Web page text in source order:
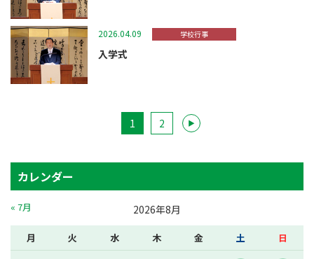
2026.04.09 学校行事
入学式
1 2 ▶
カレンダー
2026年8月
月 火 水 木 金 土 日
« 7月